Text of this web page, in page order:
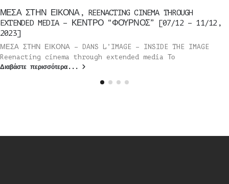
ΜΕΣΑ ΣΤΗΝ ΕΙΚΟΝΑ, REENACTING CINEMA THROUGH
EXTENDED MEDIA – ΚΕΝΤΡΟ “ΦΟΥΡΝΟΣ” [07/12 – 11/12,
2023]
ΜΕΣΑ ΣΤΗΝ ΕΙΚΟΝΑ – DANS L’IMAGE – INSIDE THE IMAGE
Reenacting cinema through extended media Το
Διαβάστε περισσότερα...